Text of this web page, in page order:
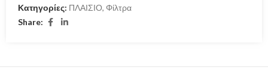
Κατηγορίες: ΠΛΑΙΣΙΟ, Φίλτρα
Share: